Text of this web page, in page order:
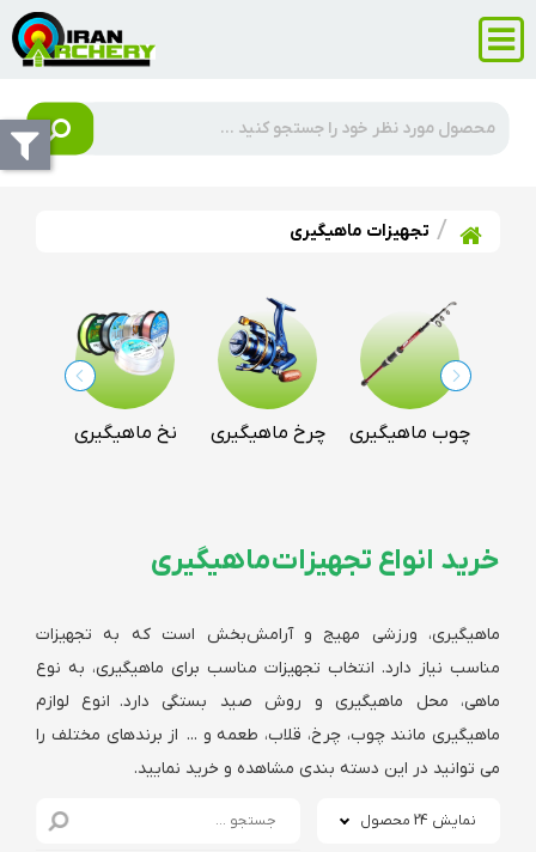
تجهیزات ماهیگیری
چوب ماهیگیری چرخ ماهیگیری نخ ماهیگیری
خرید انواع تجهیزات ماهیگیری
ماهیگیری، ورزشی مهیج و آرامش‌بخش است که به تجهیزات
مناسب نیاز دارد. انتخاب تجهیزات مناسب برای ماهیگیری، به نوع
ماهی، محل ماهیگیری و روش صید بستگی دارد. انوع لوازم
ماهیگیری مانند چوب، چرخ، قلاب، طعمه و ... از برندهای مختلف را
می توانید در این دسته بندی مشاهده و خرید نمایید.
نمایش 24 محصول